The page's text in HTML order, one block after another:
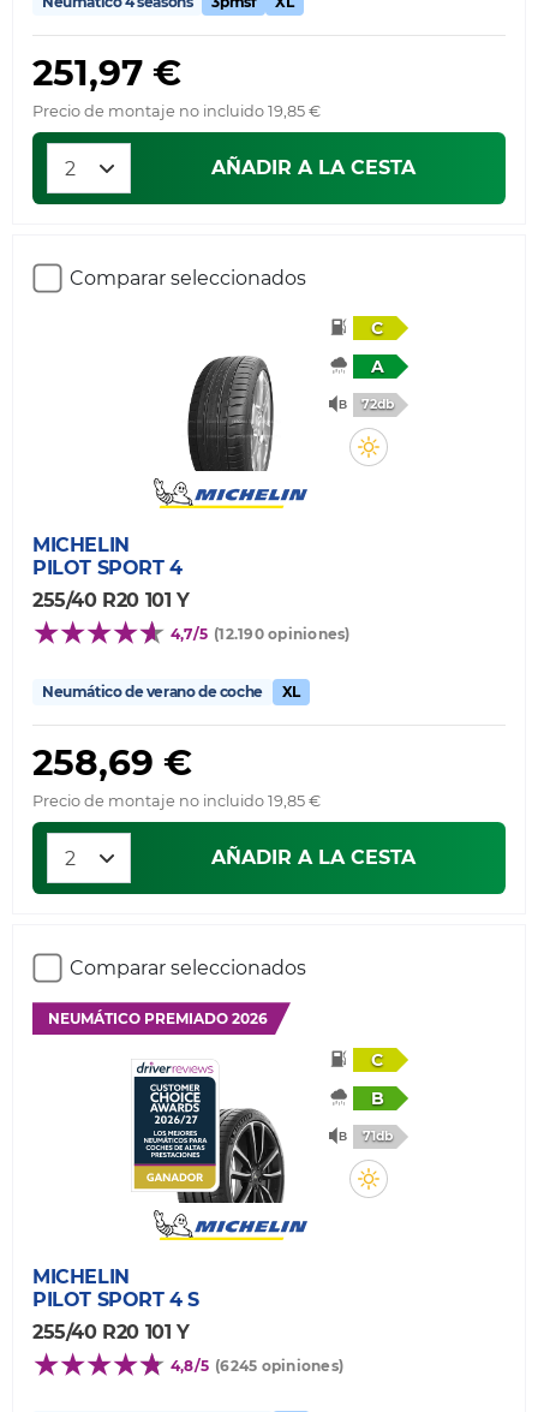
251,97 €
Precio de montaje no incluido 19,85 €
AÑADIR A LA CESTA
Comparar seleccionados
C
A
72db
MICHELIN
PILOT SPORT 4
255/40 R20 101 Y
4,7/5 (12.190 opiniones)
Neumático de verano de coche XL
258,69 €
Precio de montaje no incluido 19,85 €
AÑADIR A LA CESTA
Comparar seleccionados
NEUMÁTICO PREMIADO 2026
C
B
71db
MICHELIN
PILOT SPORT 4 S
255/40 R20 101 Y
4,8/5 (6245 opiniones)